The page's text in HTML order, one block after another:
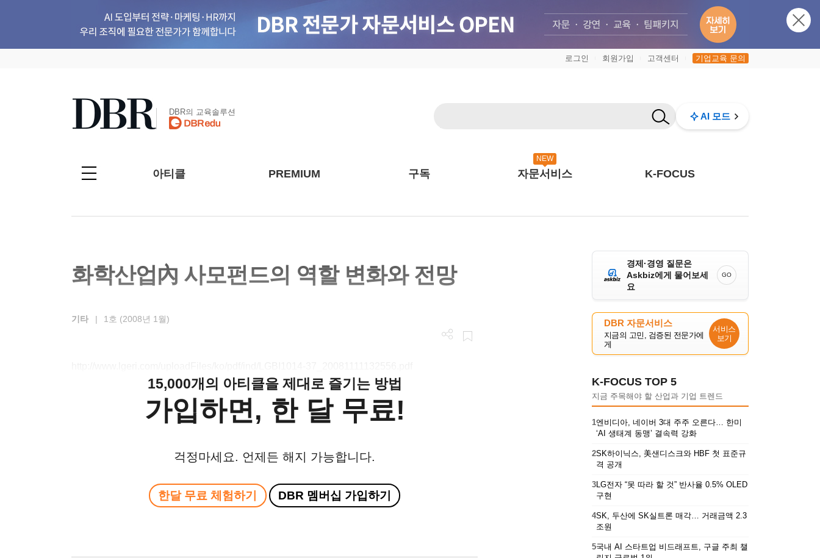
로그인 회원가입 고객센터 기업교육 문의
DBR의 교육솔루션 AI 모드
아티클 PREMIUM 구독
NEW
자문서비스 K-FOCUS
화학산업內 사모펀드의 역할 변화와 전망
기타 | 1호 (2008년 1월)
15,000개의 아티클을 제대로 즐기는 방법
가입하면, 한 달 무료!
걱정마세요. 언제든 해지 가능합니다.
한달 무료 체험하기 DBR 멤버십 가입하기
경제·경영 질문은
Askbiz에게 물어보세
요
GO
DBR 자문서비스
지금의 고민, 검증된 전문가에
게
서비스
보기
K-FOCUS TOP 5
지금 주목해야 할 산업과 기업 트렌드
1엔비디아, 네이버 3대 주주 오른다… 한미
‘AI 생태계 동맹’ 결속력 강화
2SK하이닉스, 美샌디스크와 HBF 첫 표준규
격 공개
3LG전자 “못 따라 할 것” 반사율 0.5% OLED
구현
4SK, 두산에 SK실트론 매각… 거래금액 2.3
조원
5국내 AI 스타트업 비드래프트, 구글 주최 챌